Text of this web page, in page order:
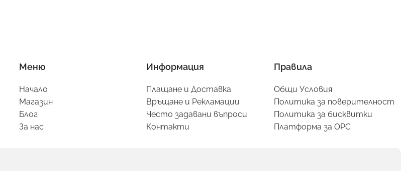
Меню
Начало
Магазин
Блог
За нас
Информация
Плащане и Доставка
Връщане и Рекламации
Често задавани въпроси
Контакти
Правила
Общи Условия
Политика за поверителност
Политика за бисквитки
Платформа за ОРС